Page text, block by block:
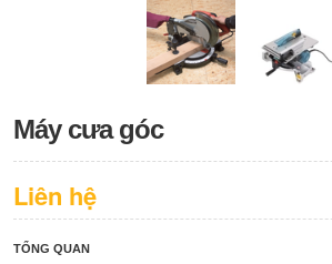
Máy cưa góc
Liên hệ
TỔNG QUAN